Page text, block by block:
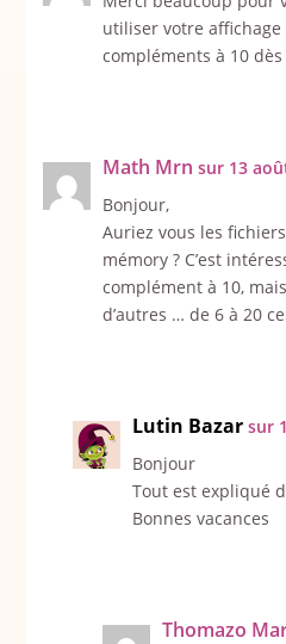
utiliser votre affichage
compléments à 10
Math Mrn sur 13
Bonjour,
Auriez vous les
mémory ? C’est
complément à 10,
d’autres … de 6 à 20
Lutin Bazar sur
Bonjour
Tout est expliqué
Bonnes vacances
Thomazo